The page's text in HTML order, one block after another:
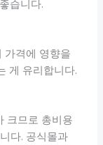
습니다.
가격에 영향을
게 유리합니다.
크므로 총비용
다. 공식몰과